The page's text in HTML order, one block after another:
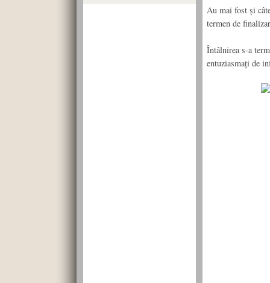
Au mai fost şi
termen de
Întâlnirea s-a
entuziasmaţi de